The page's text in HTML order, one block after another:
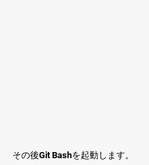
その後Git Bashを起動します。